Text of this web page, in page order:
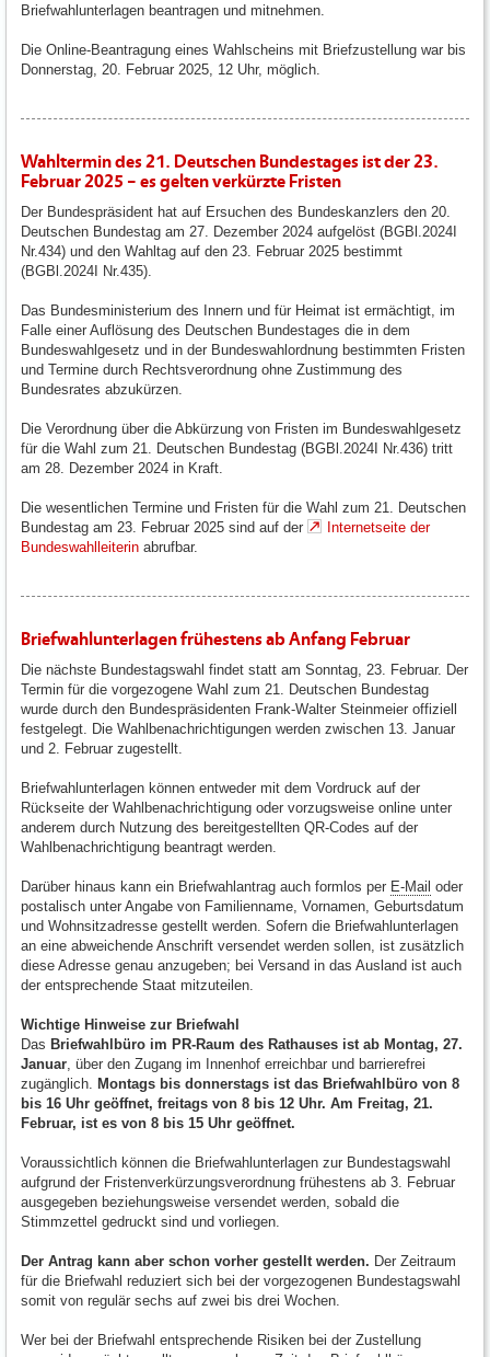
Briefwahlunterlagen beantragen und mitnehmen.
Die Online-Beantragung eines Wahlscheins mit Briefzustellung war bis
Donnerstag, 20. Februar 2025, 12 Uhr, möglich.
Wahltermin des 21. Deutschen Bundestages ist der 23.
Februar 2025 – es gelten verkürzte Fristen
Der Bundespräsident hat auf Ersuchen des Bundeskanzlers den 20.
Deutschen Bundestag am 27. Dezember 2024 aufgelöst (BGBl.2024I
Nr.434) und den Wahltag auf den 23. Februar 2025 bestimmt
(BGBl.2024I Nr.435).
Das Bundesministerium des Innern und für Heimat ist ermächtigt, im
Falle einer Auflösung des Deutschen Bundestages die in dem
Bundeswahlgesetz und in der Bundeswahlordnung bestimmten Fristen
und Termine durch Rechtsverordnung ohne Zustimmung des
Bundesrates abzukürzen.
Die Verordnung über die Abkürzung von Fristen im Bundeswahlgesetz
für die Wahl zum 21. Deutschen Bundestag (BGBl.2024I Nr.436) tritt
am 28. Dezember 2024 in Kraft.
Die wesentlichen Termine und Fristen für die Wahl zum 21. Deutschen
Bundestag am 23. Februar 2025 sind auf der
Internetseite der
Bundeswahlleiterin abrufbar.
Briefwahlunterlagen frühestens ab Anfang Februar
Die nächste Bundestagswahl findet statt am Sonntag, 23. Februar. Der
Termin für die vorgezogene Wahl zum 21. Deutschen Bundestag
wurde durch den Bundespräsidenten Frank-Walter Steinmeier offiziell
festgelegt. Die Wahlbenachrichtigungen werden zwischen 13. Januar
und 2. Februar zugestellt.
Briefwahlunterlagen können entweder mit dem Vordruck auf der
Rückseite der Wahlbenachrichtigung oder vorzugsweise online unter
anderem durch Nutzung des bereitgestellten QR-Codes auf der
Wahlbenachrichtigung beantragt werden.
Darüber hinaus kann ein Briefwahlantrag auch formlos per E-Mail oder
postalisch unter Angabe von Familienname, Vornamen, Geburtsdatum
und Wohnsitzadresse gestellt werden. Sofern die Briefwahlunterlagen
an eine abweichende Anschrift versendet werden sollen, ist zusätzlich
diese Adresse genau anzugeben; bei Versand in das Ausland ist auch
der entsprechende Staat mitzuteilen.
Wichtige Hinweise zur Briefwahl
Das Briefwahlbüro im PR-Raum des Rathauses ist ab Montag, 27.
Januar , über den Zugang im Innenhof erreichbar und barrierefrei
zugänglich. Montags bis donnerstags ist das Briefwahlbüro von 8
bis 16 Uhr geöffnet, freitags von 8 bis 12 Uhr. Am Freitag, 21.
Februar, ist es von 8 bis 15 Uhr geöffnet.
Voraussichtlich können die Briefwahlunterlagen zur Bundestagswahl
aufgrund der Fristenverkürzungsverordnung frühestens ab 3. Februar
ausgegeben beziehungsweise versendet werden, sobald die
Stimmzettel gedruckt sind und vorliegen.
Der Antrag kann aber schon vorher gestellt werden. Der Zeitraum
für die Briefwahl reduziert sich bei der vorgezogenen Bundestagswahl
somit von regulär sechs auf zwei bis drei Wochen.
Wer bei der Briefwahl entsprechende Risiken bei der Zustellung